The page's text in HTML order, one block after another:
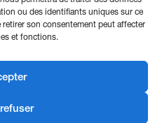
ou des identifiants uniques sur ce
son consentement peut affecter
et fonctions.
| Tous droits réservés.